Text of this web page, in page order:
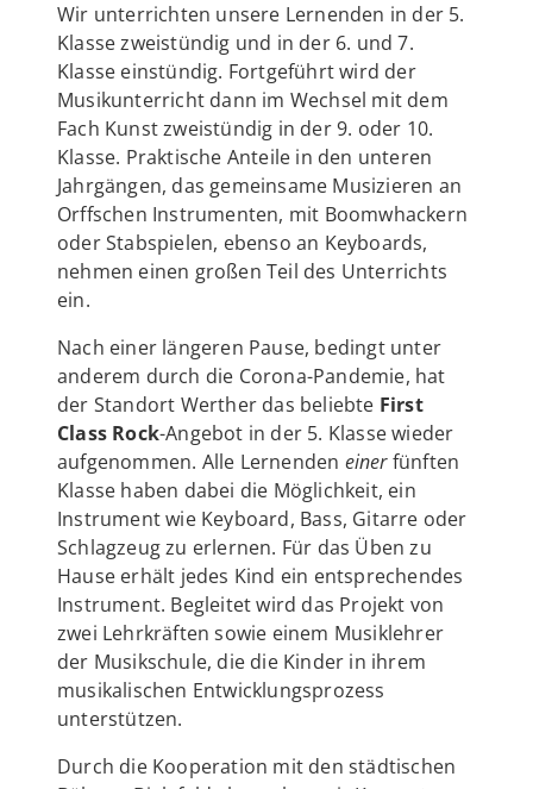
Wir unterrichten unsere Lernenden in der 5.
Klasse zweistündig und in der 6. und 7.
Klasse einstündig. Fortgeführt wird der
Musikunterricht dann im Wechsel mit dem
Fach Kunst zweistündig in der 9. oder 10.
Klasse. Praktische Anteile in den unteren
Jahrgängen, das gemeinsame Musizieren an
Orffschen Instrumenten, mit Boomwhackern
oder Stabspielen, ebenso an Keyboards,
nehmen einen großen Teil des Unterrichts
ein.
Nach einer längeren Pause, bedingt unter
anderem durch die Corona-Pandemie, hat
der Standort Werther das beliebte First
Class Rock-Angebot in der 5. Klasse wieder
aufgenommen. Alle Lernenden einerfünften
Klasse haben dabei die Möglichkeit, ein
Instrument wie Keyboard, Bass, Gitarre oder
Schlagzeug zu erlernen. Für das Üben zu
Hause erhält jedes Kind ein entsprechendes
Instrument. Begleitet wird das Projekt von
zwei Lehrkräften sowie einem Musiklehrer
der Musikschule, die die Kinder in ihrem
musikalischen Entwicklungsprozess
unterstützen.
Durch die Kooperation mit den städtischen